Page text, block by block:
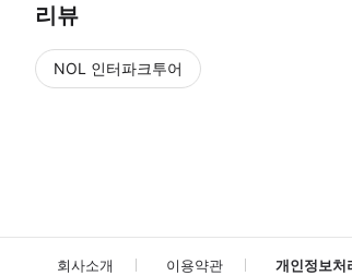
리뷰
NOL 인터파크투어
회사소개 이용약관 개인정보처